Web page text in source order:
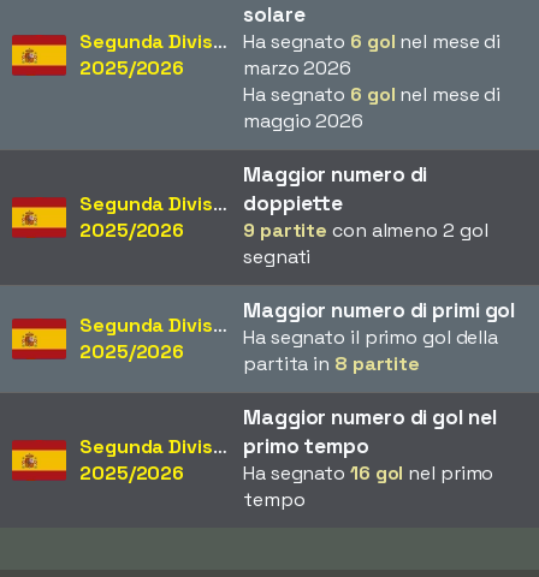
Segunda División
2025/2026
solare
Ha segnato 6 gol nel mese di
marzo 2026
Ha segnato 6 gol nel mese di
maggio 2026
Segunda División
2025/2026
Maggior numero di
doppiette
9 partite con almeno 2 gol
segnati
Segunda División
2025/2026
Maggior numero di primi gol
Ha segnato il primo gol della
partita in 8 partite
Segunda División
2025/2026
Maggior numero di gol nel
primo tempo
Ha segnato 16 gol nel primo
tempo